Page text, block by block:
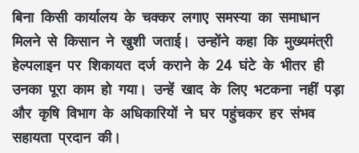
बिना किसी कार्यालय के चक्कर लगाए समस्या का समाधान
मिलने से किसान ने खुशी जताई। उन्होंने कहा कि मुख्यमंत्री
हेल्पलाइन पर शिकायत दर्ज कराने के 24 घंटे के भीतर ही
उनका पूरा काम हो गया। उन्हें खाद के लिए भटकना नहीं पड़ा
और कृषि विभाग के अधिकारियों ने घर पहुंचकर हर संभव
सहायता प्रदान की।